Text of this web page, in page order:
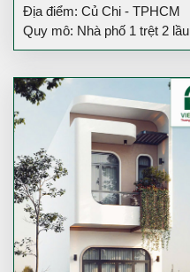
Địa điểm: Củ Chi - TPHCM
Quy mô: Nhà phố 1 trệt 2 lầu